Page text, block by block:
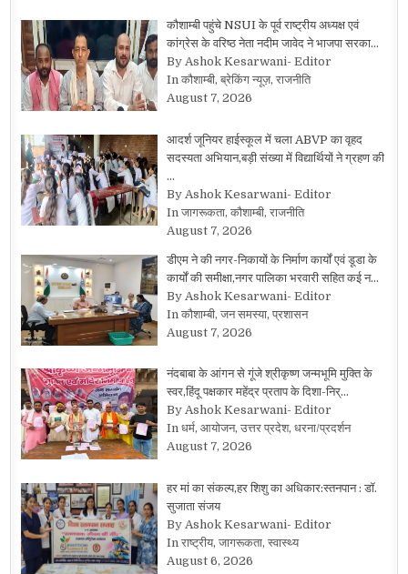
कौशाम्बी पहुंचे NSUI के पूर्व राष्ट्रीय अध्यक्ष एवं
कांग्रेस के वरिष्ठ नेता नदीम जावेद ने भाजपा सरका…
By Ashok Kesarwani- Editor
In कौशाम्बी, ब्रेकिंग न्यूज़, राजनीति
August 7, 2026
आदर्श जूनियर हाईस्कूल में चला ABVP का वृहद
सदस्यता अभियान,बड़ी संख्या में विद्यार्थियों ने ग्रहण की
…
By Ashok Kesarwani- Editor
In जागरूकता, कौशाम्बी, राजनीति
August 7, 2026
डीएम ने की नगर-निकायों के निर्माण कार्यों एवं डूडा के
कार्यों की समीक्षा,नगर पालिका भरवारी सहित कई न…
By Ashok Kesarwani- Editor
In कौशाम्बी, जन समस्या, प्रशासन
August 7, 2026
नंदबाबा के आंगन से गूंजे श्रीकृष्ण जन्मभूमि मुक्ति के
स्वर,हिंदू पक्षकार महेंद्र प्रताप के दिशा-निर्…
By Ashok Kesarwani- Editor
In धर्म, आयोजन, उत्तर प्रदेश, धरना/प्रदर्शन
August 7, 2026
हर मां का संकल्प,हर शिशु का अधिकार:स्तनपान : डॉ.
सुजाता संजय
By Ashok Kesarwani- Editor
In राष्ट्रीय, जागरूकता, स्वास्थ्य
August 6, 2026